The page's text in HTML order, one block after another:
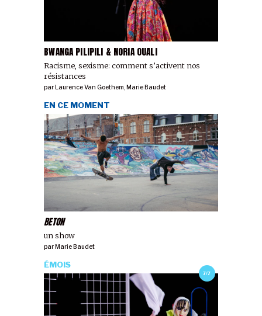
BWANGA PILIPILI & NORIA OUALI
Racisme, sexisme: comment s’activent nos
résistances
parLaurence Van Goethem,Marie Baudet
BETON
un show
EN CE MOMENT
par Marie Baudet
7/7
ÉMOIS